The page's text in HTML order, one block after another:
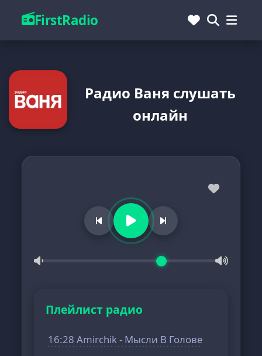
FirstRadio
Радио Ваня слушать
онлайн
Плейлист радио
16:28 Amirchik - Мысли В Голове